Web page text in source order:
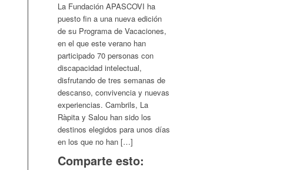
La Fundación APASCOVI ha
puesto fin a una nueva edición
de su Programa de Vacaciones,
en el que este verano han
participado 70 personas con
discapacidad intelectual,
disfrutando de tres semanas de
descanso, convivencia y nuevas
experiencias. Cambrils, La
Ràpita y Salou han sido los
destinos elegidos para unos días
en los que no han […]
Comparte esto: